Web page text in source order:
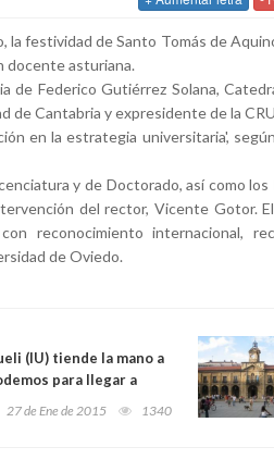
la festividad de Santo Tomás de
docente asturiana.
de Federico Gutiérrez Solana,
de Cantabria y expresidente de la
en la estrategia universitaria',
y de Doctorado, así como los
del rector, Vicente Gotor.
reconocimiento internacional,
de Oviedo.
(IU) tiende la mano a
para llegar a
electorales en
27 de Ene de 2015 1340